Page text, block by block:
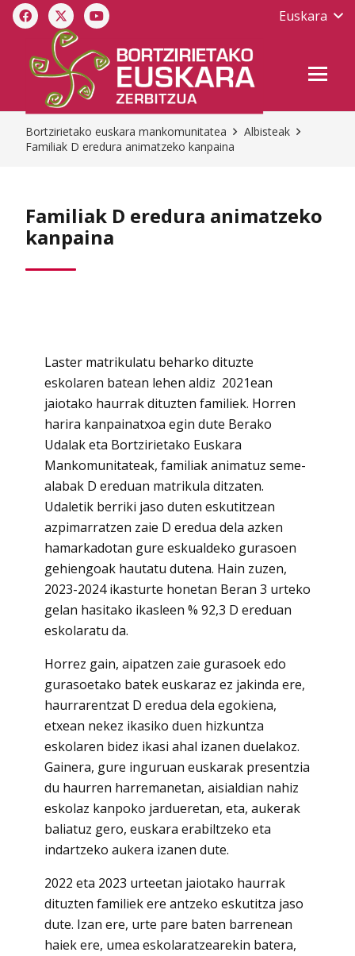
Euskara
Bortzirietako euskara mankomunitatea
Albisteak
Familiak D eredura animatzeko kanpaina
Familiak D eredura animatzeko
kanpaina
Laster matrikulatu beharko dituzte
eskolaren batean lehen aldiz 2021ean
jaiotako haurrak dituzten familiek. Horren
harira kanpainatxoa egin dute Berako
Udalak eta Bortzirietako Euskara
Mankomunitateak, familiak animatuz seme-
alabak D ereduan matrikula ditzaten.
Udaletik berriki jaso duten eskutitzean
azpimarratzen zaie D eredua dela azken
hamarkadotan gure eskualdeko gurasoen
gehiengoak hautatu dutena. Hain zuzen,
2023-2024 ikasturte honetan Beran 3 urteko
gelan hasitako ikasleen % 92,3 D ereduan
eskolaratu da.
Horrez gain, aipatzen zaie gurasoek edo
gurasoetako batek euskaraz ez jakinda ere,
haurrarentzat D eredua dela egokiena,
etxean nekez ikasiko duen hizkuntza
eskolaren bidez ikasi ahal izanen duelakoz.
Gainera, gure inguruan euskarak presentzia
du haurren harremanetan, aisialdian nahiz
eskolaz kanpoko jardueretan, eta, aukerak
baliatuz gero, euskara erabiltzeko eta
indartzeko aukera izanen dute.
2022 eta 2023 urteetan jaiotako haurrak
dituzten familiek ere antzeko eskutitza jaso
dute. Izan ere, urte pare baten barrenean
haiek ere, umea eskolaratzearekin batera,